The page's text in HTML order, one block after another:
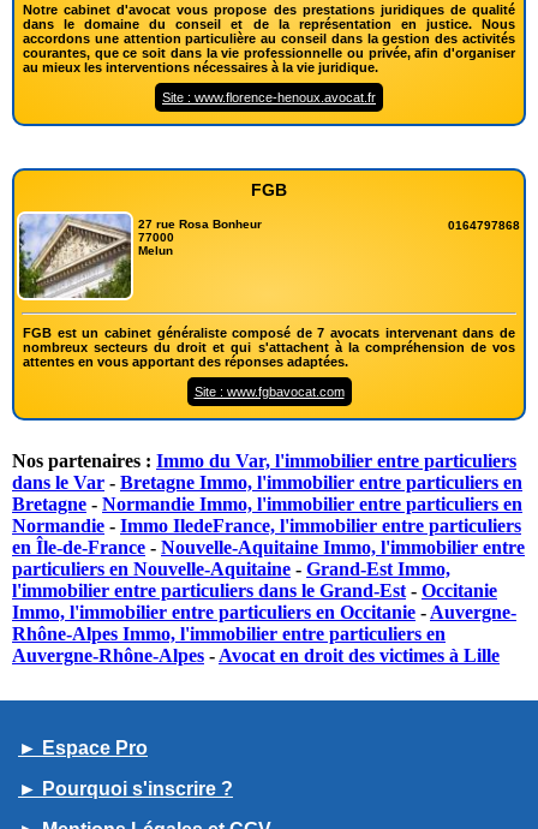
Notre cabinet d'avocat vous propose des prestations juridiques de qualité
dans le domaine du conseil et de la représentation en justice. Nous
accordons une attention particulière au conseil dans la gestion des activités
courantes, que ce soit dans la vie professionnelle ou privée, afin d'organiser
au mieux les interventions nécessaires à la vie juridique.
Site : www.florence-henoux.avocat.fr
FGB
27 rue Rosa Bonheur
77000
Melun
0164797868
FGB est un cabinet généraliste composé de 7 avocats intervenant dans de
nombreux secteurs du droit et qui s'attachent à la compréhension de vos
attentes en vous apportant des réponses adaptées.
Site : www.fgbavocat.com
Nos partenaires : Immo du Var, l'immobilier entre particuliers
dans le Var - Bretagne Immo, l'immobilier entre particuliers en
Bretagne - Normandie Immo, l'immobilier entre particuliers en
Normandie - Immo IledeFrance, l'immobilier entre particuliers
en Île-de-France - Nouvelle-Aquitaine Immo, l'immobilier entre
particuliers en Nouvelle-Aquitaine - Grand-Est Immo,
l'immobilier entre particuliers dans le Grand-Est - Occitanie
Immo, l'immobilier entre particuliers en Occitanie - Auvergne-
Rhône-Alpes Immo, l'immobilier entre particuliers en
Auvergne-Rhône-Alpes - Avocat en droit des victimes à Lille
► Espace Pro
► Pourquoi s'inscrire ?